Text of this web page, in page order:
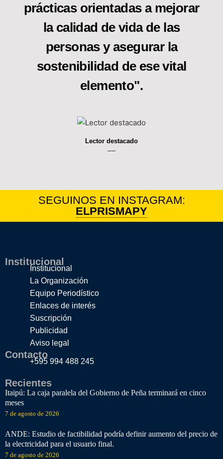
prácticas orientadas a mejorar
la calidad de vida de las
personas y asegurar la
sostenibilidad de ese vital
elemento".
Lector destacado
----
SEGUINOS EN INSTAGRAM:
ELPRISMAPY
Institucional
Institucional
La Organización
Equipo Periodístico
Enlaces de interés
Suscripción
Publicidad
Aviso legal
Contacto
+595 994 488 245
Recientes
Itaipú: La caja paralela del Gobierno de Peña terminará en cinco
meses
7 de agosto de 2026
ANDE: Estudio de factibilidad podría definir aumento del precio de
la electricidad para el usuario final.
7 de agosto de 2026